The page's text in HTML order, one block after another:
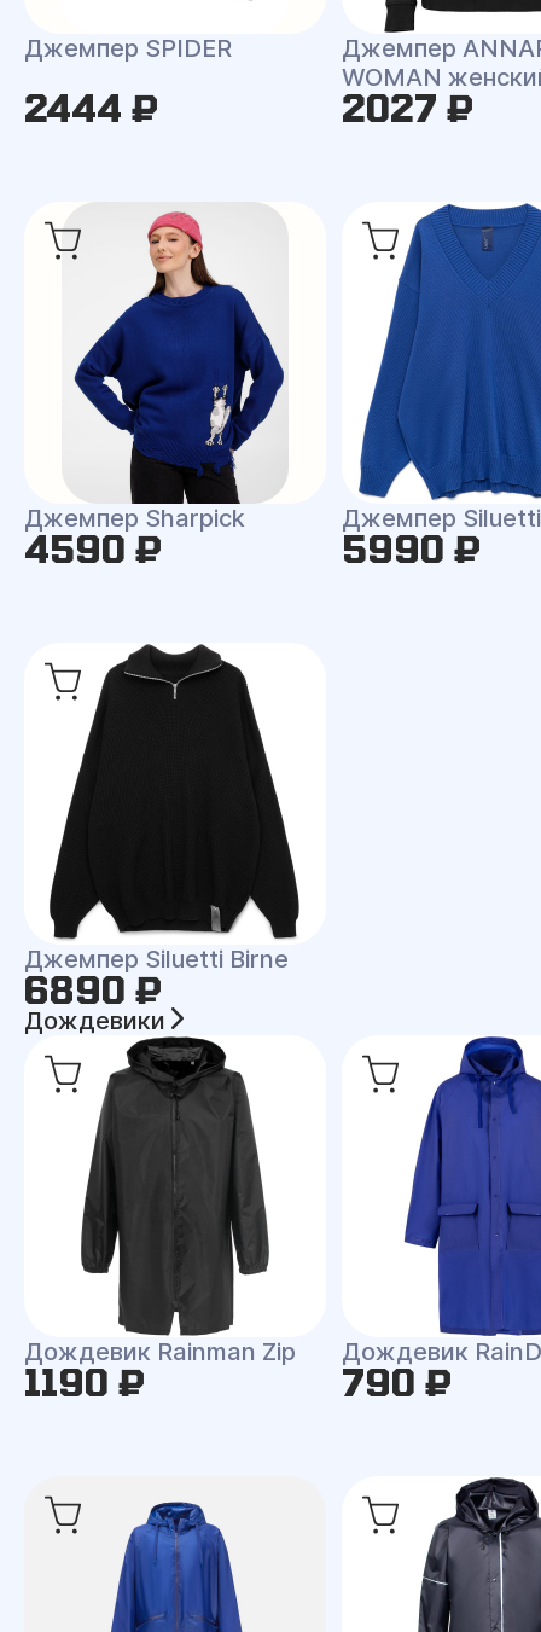
Джемпер SPIDER
2444 ₽
Джемпер
WOMAN
2027 ₽
Джемпер Sharpick
4590 ₽
Джемпер
5990 ₽
Джемпер Siluetti Birne
6890 ₽
Дождевики
Дождевик Rainman Zip
1190 ₽
Дождевик
790 ₽